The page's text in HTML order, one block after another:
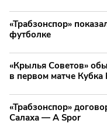
«Трабзонспор»
футболке
«Крылья Советов»
в первом матче Кубка
«Трабзонспор»
Салаха — A Spor